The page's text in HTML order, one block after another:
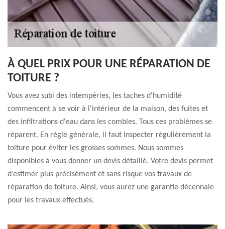
À QUEL PRIX POUR UNE RÉPARATION DE
TOITURE ?
Vous avez subi des intempéries, les taches d'humidité
commencent à se voir à l'intérieur de la maison, des fuites et
des infiltrations d'eau dans les combles. Tous ces problèmes se
réparent. En règle générale, il faut inspecter régulièrement la
toiture pour éviter les grosses sommes. Nous sommes
disponibles à vous donner un devis détaillé. Votre devis permet
d’estimer plus précisément et sans risque vos travaux de
réparation de toiture. Ainsi, vous aurez une garantie décennale
pour les travaux effectués.